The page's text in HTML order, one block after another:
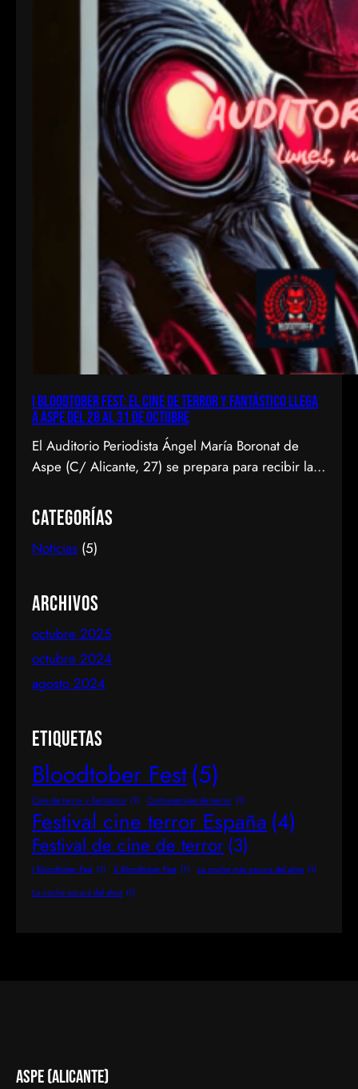
I Bloodtober Fest: El cine de terror y fantástico llega
a Aspe del 28 al 31 de octubre
El Auditorio Periodista Ángel María Boronat de
Aspe (C/ Alicante, 27) se prepara para recibir la
dedicado al terror y fantástico que tendrá lugar del
28 al 31 de octubre de 2024. Este evento, que
promete convertirse en una cita ineludible para los
Categorías
Noticias (5)
Archivos
octubre 2025
octubre 2024
agosto 2024
Etiquetas
Bloodtober Fest(5)
Cine de terror y fantástico (1) Cortometrajes de terror (1)
Festival cine terror España (4)
Festival de cine de terror (3)
I Bloodtober Fest (1) II Bloodtober Fest (1) La noche más oscura del alma (1)
La noche oscura del alma (1)
aspe (Alicante)